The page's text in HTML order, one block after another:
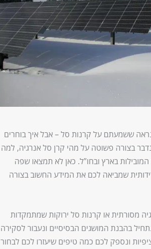
ששמעתם על קרנות סל – אבל איך בוחרים
בצורה פשוטה על מהי קרן סל אנרגיה, למה
בארץ ובחו”ל. כאן לא תמצאו שפה
שמביאה לכם את המידע החשוב בצורה
מסורתית או קרנות סל ירוקות שמתמקדות
בהבנת המושגים הבסיסיים ונעבור לסקירה
ונספק לכם כמה טיפים שיעזרו לכם לבחור